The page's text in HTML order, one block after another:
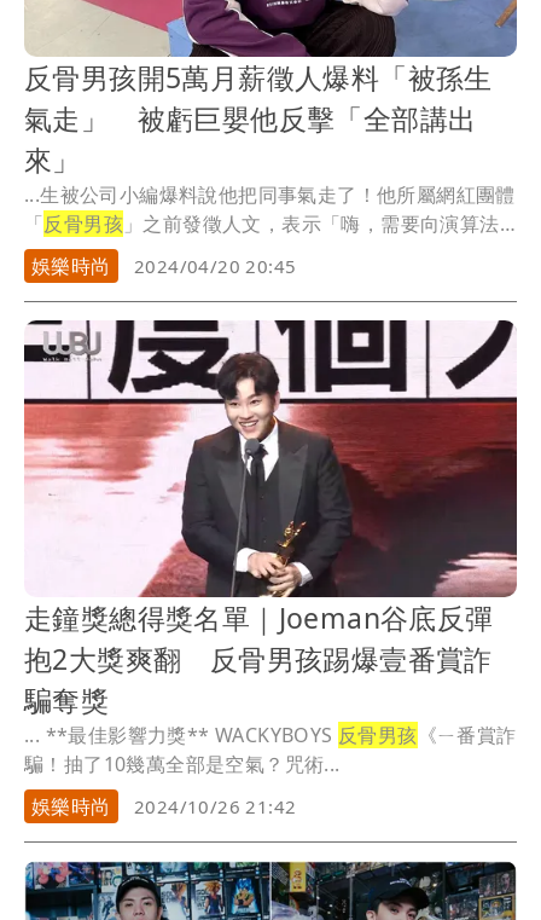
反骨男孩開5萬月薪徵人爆料「被孫生
氣走」 被虧巨嬰他反擊「全部講出
來」
...生被公司小編爆料說他把同事氣走了！他所屬網紅團體
「反骨男孩 」之前發徵人文，表示「嗨，需要向演算法
求救...
娛樂時尚 2024/04/20 20:45
走鐘獎總得獎名單｜Joeman谷底反彈
抱2大獎爽翻 反骨男孩踢爆壹番賞詐
騙奪獎
... **最佳影響力獎** WACKYBOYS 反骨男孩 《ㄧ番賞詐
騙！抽了10幾萬全部是空氣？咒術...
娛樂時尚
2024/10/26 21:42